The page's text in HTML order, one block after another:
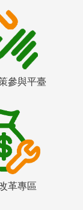
參與平臺
革專區